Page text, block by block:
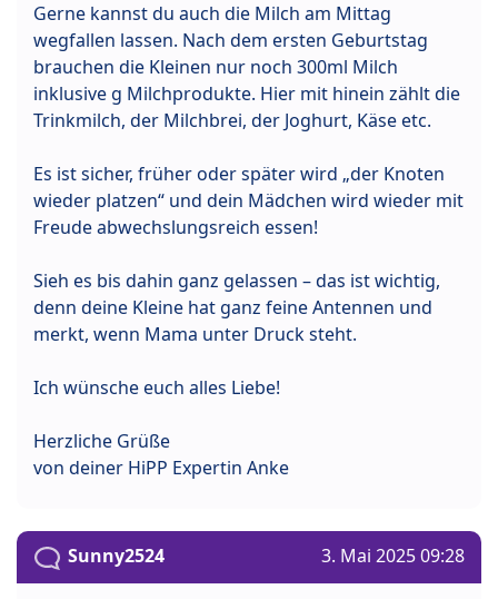
Gerne kannst du auch die Milch am Mittag
wegfallen lassen. Nach dem ersten Geburtstag
brauchen die Kleinen nur noch 300ml Milch
inklusive g Milchprodukte. Hier mit hinein zählt die
Trinkmilch, der Milchbrei, der Joghurt, Käse etc.
Es ist sicher, früher oder später wird „der Knoten
wieder platzen“ und dein Mädchen wird wieder mit
Freude abwechslungsreich essen!
Sieh es bis dahin ganz gelassen – das ist wichtig,
denn deine Kleine hat ganz feine Antennen und
merkt, wenn Mama unter Druck steht.
Ich wünsche euch alles Liebe!
Herzliche Grüße
von deiner HiPP Expertin Anke
Sunny2524 3. Mai 2025 09:28